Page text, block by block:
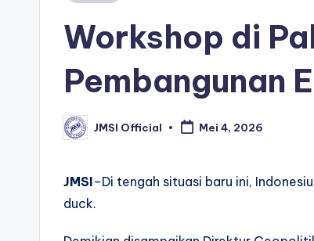
Workshop di
Pembangunan
JMSI Official Mei 4, 2026
JMSI–Di tengah situasi baru ini,
duck.